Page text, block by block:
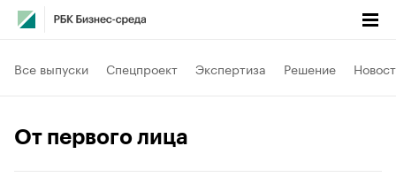
Все выпуски Спецпроект Экспертиза Решение
От первого лица